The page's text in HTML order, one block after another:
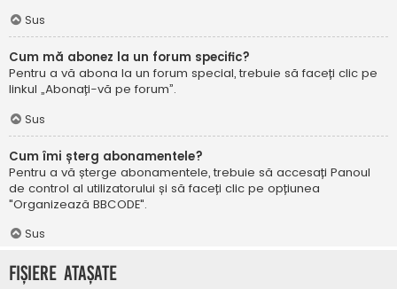
Sus
Cum mă abonez la un forum specific?
Pentru a vă abona la un forum special, trebuie să faceți clic pe
linkul „Abonați-vă pe forum”.
Sus
Cum îmi șterg abonamentele?
Pentru a vă șterge abonamentele, trebuie să accesați Panoul
de control al utilizatorului și să faceți clic pe opțiunea
"Organizează BBCODE".
Sus
Fișiere atașate